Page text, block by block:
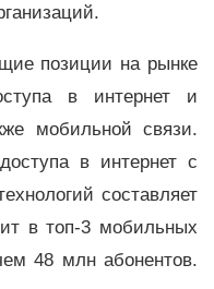
позиции на рынке
в интернет и
мобильной связи.
в интернет с
составляет
в топ-3 мобильных
48 млн абонентов.